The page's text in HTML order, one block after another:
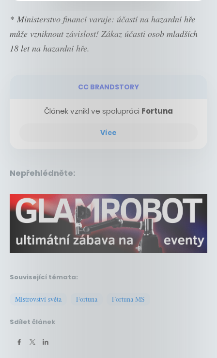
* Ministerstvo financí varuje: účastí na hazardní hře
může vzniknout závislost! Zákaz účasti osob mladších
18 let na hazardní hře.
CC BRANDSTORY
Článek vznikl ve spolupráci Fortuna
Více
Nepřehlédněte:
Související témata:
Mistrovství světa Fortuna Fortuna MS
Sdílet článek